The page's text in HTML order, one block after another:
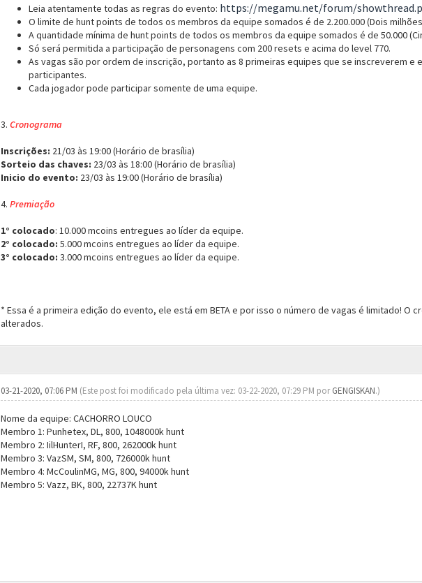
Leia atentamente todas as regras do evento: https://megamu.net/forum/
O limite de hunt points de todos os membros da equipe somados é de 2.200.000 (Dois
A quantidade mínima de hunt points de todos os membros da equipe somados é de 50.000
Só será permitida a participação de personagens com 200 resets e acima do level 770.
As vagas são por ordem de inscrição, portanto as 8 primeiras equipes que se inscreverem
participantes.
Cada jogador pode participar somente de uma equipe.
3. Cronograma
Inscrições: 21/03 às 19:00 (Horário de brasília)
Sorteio das chaves: 23/03 às 18:00 (Horário de brasília)
Inicio do evento: 23/03 às 19:00 (Horário de brasília)
4. Premiação
1° colocado: 10.000 mcoins entregues ao líder da equipe.
2° colocado: 5.000 mcoins entregues ao líder da equipe.
3° colocado: 3.000 mcoins entregues ao líder da equipe.
* Essa é a primeira edição do evento, ele está em BETA e por isso o número de vagas é limitado! O
alterados.
03-21-2020, 07:06 PM (Este post foi modificado pela última vez: 03-22-2020, 07:29 PM porGENGISKAN.)
Nome da equipe: CACHORRO LOUCO
Membro 1: Punhetex, DL, 800, 1048000k hunt
Membro 2: IilHunterI, RF, 800, 262000k hunt
Membro 3: VazSM, SM, 800, 726000k hunt
Membro 4: McCoulinMG, MG, 800, 94000k hunt
Membro 5: Vazz, BK, 800, 22737K hunt